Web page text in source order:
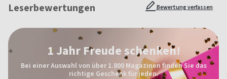
Leserbewertungen Bewertung verfassen
1 Jahr Freude schenken!
Bei einer Auswahl von über 1.800 Magazinen finden Sie das
richtige Geschenk für jeden.